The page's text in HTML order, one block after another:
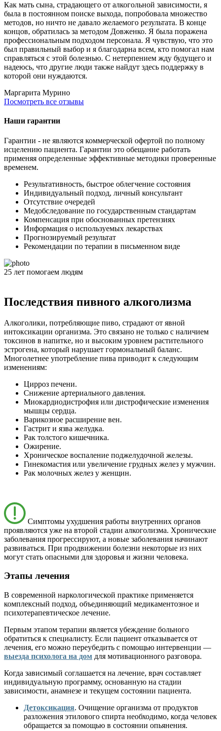
Как мать сына, страдающего от алкогольной зависимости, я
была в постоянном поиске выхода, попробовала множество
методов, но ничто не давало желаемого результата. В конце
концов, обратилась за методом Довженко. Я была поражена
профессиональным подходом персонала. Я чувствую, что это
был правильный выбор и я благодарна всем, кто помогал нам
справляться с этой болезнью. С нетерпением жду будущего и
надеюсь, что другие люди также найдут здесь поддержку в
которой они нуждаются.
Маргарита Мурино
Посмотреть все отзывы
Наши гарантии
Гарантии - не являются коммерческой офертой по полному
исцелению пациента. Гарантии это обещание работать
применяя определенные эффективные методики проверенные
временем.
Результативность, быстрое облегчение состояния
Индивидуальный подход, личный консультант
Отсутствие очередей
Медобследование по государственным стандартам
Компенсация при обоснованных претензиях
Информация о используемых лекарствах
Прогнозируемый результат
Рекомендации по терапии в письменном виде
25 лет помогаем людям
Последствия пивного алкоголизма
Алкоголики, потребляющие пиво, страдают от явной
интоксикации организма. Это связано не только с наличием
токсинов в напитке, но и высоким уровнем растительного
эстрогена, который нарушает гормональный баланс.
Многолетнее употребление пива приводит к следующим
изменениям:
Цирроз печени.
Снижение артериального давления.
Миокардиодистрофия или дистрофические изменения
мышцы сердца.
Варикозное расширение вен.
Гастрит и язва желудка.
Рак толстого кишечника.
Ожирение.
Хроническое воспаление поджелудочной железы.
Гинекомастия или увеличение грудных желез у мужчин.
Рак молочных желез у женщин.
Симптомы ухудшения работы внутренних органов
проявляются уже на второй стадии алкоголизма. Хронические
заболевания прогрессируют, а новые заболевания начинают
развиваться. При продвижении болезни некоторые из них
могут стать опасными для здоровья и жизни человека.
Этапы лечения
В современной наркологической практике применяется
комплексный подход, объединяющий медикаментозное и
психотерапевтическое лечение.
Первым этапом терапии является убеждение больного
обратиться к специалисту. Если пациент отказывается от
лечения, его можно переубедить с помощью интервенции —
выезда психолога на дом для мотивационного разговора.
Когда зависимый соглашается на лечение, врач составляет
индивидуальную программу, основанную на стадии
зависимости, анамнезе и текущем состоянии пациента.
Детоксикация. Очищение организма от продуктов
разложения этилового спирта необходимо, когда человек
обращается за помощью в состоянии опьянения.